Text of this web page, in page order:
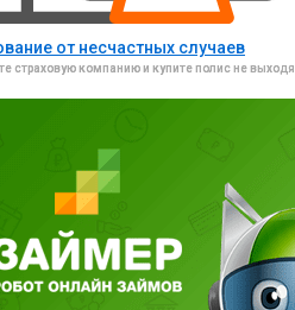
от несчастных случаев
страховую компанию и купите полис не выходя